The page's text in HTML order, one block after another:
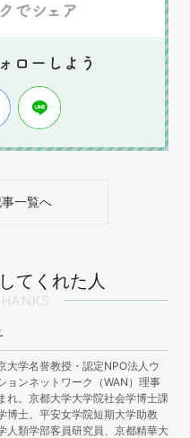
一覧へ
てくれた人
大学名誉教授・認定NPO法人ウ
ョンネットワーク（WAN）理事
れ。京都大学大学院社会学博士課
博士。平安女学院短期大学助教
人類学部客員研究員、京都精華大